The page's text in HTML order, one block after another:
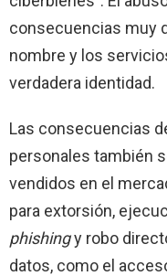
consecuencias muy
nombre y los
verdadera identidad.
Las consecuencias
personales también
vendidos en el
para extorsión,
phishingy robo
datos, como el